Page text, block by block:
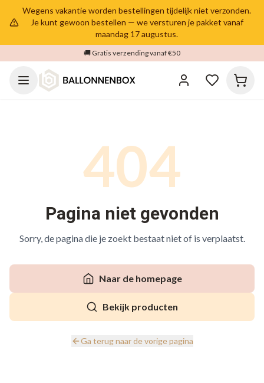
Wegens vakantie worden bestellingen tijdelijk niet verzonden.
Je kunt gewoon bestellen — we versturen je pakket vanaf
maandag 17 augustus.
🚚 Gratis verzending vanaf €50
404
Pagina niet gevonden
Sorry, de pagina die je zoekt bestaat niet of is verplaatst.
Naar de homepage
Bekijk producten
Ga terug naar de vorige pagina